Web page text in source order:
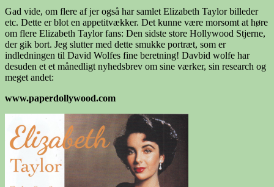
Gad vide, om flere af jer også har samlet Elizabeth Taylor billeder
etc. Dette er blot en appetitvækker. Det kunne være morsomt at høre
om flere Elizabeth Taylor fans: Den sidste store Hollywood Stjerne,
der gik bort. Jeg slutter med dette smukke portræt, som er
indledningen til David Wolfes fine beretning! Davbid wolfe har
desuden et et månedligt nyhedsbrev om sine værker, sin research og
meget andet:
www.paperdollywood.com